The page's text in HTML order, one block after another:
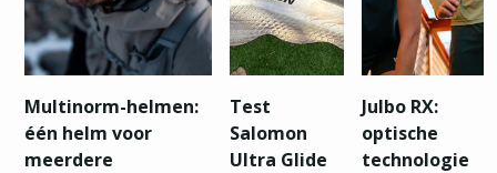
Multinorm-helmen:
één helm voor
meerdere
Test
Salomon
Ultra Glide
Julbo RX:
optische
technologie